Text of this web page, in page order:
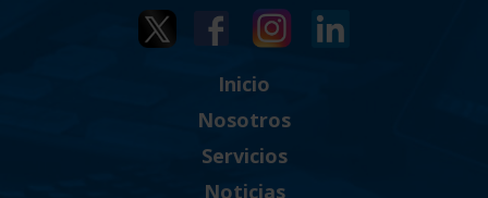
Inicio
Nosotros
Servicios
Noticias